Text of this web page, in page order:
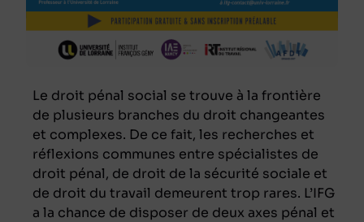
Le droit pénal social se trouve à la frontière
de plusieurs branches du droit changeantes
et complexes. De ce fait, les recherches et
réflexions communes entre spécialistes de
droit pénal, de droit de la sécurité sociale et
de droit du travail demeurent trop rares. L’IFG
a la chance de disposer de deux axes pénal et